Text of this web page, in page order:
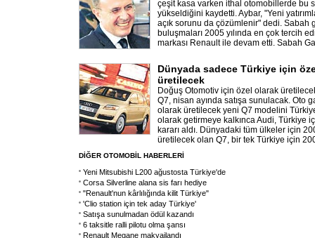
çeşit kasa varken ithal otomobillerde bu
yükseldiğini kaydetti. Aybar, "Yeni
açık sorunu da çözümlenir" dedi. Sabah
buluşmaları 2005 yılında en çok tercih
markası Renault ile devam etti. Sabah
Dünyada sadece Türkiye için
üretilecek
Doğuş Otomotiv için özel olarak
Q7, nisan ayında satışa sunulacak. Oto
olarak üretilecek yeni Q7 modelini
olarak getirmeye kalkınca Audi, Türkiye
kararı aldı. Dünyadaki tüm ülkeler için
üretilecek olan Q7, bir tek Türkiye için
DİĞER OTOMOBİL HABERLERİ
Yeni Mitsubishi L200 ağustosta Türkiye'de
Corsa Silverline alana sis farı hediye
"Renault'nun kârlılığında kilit Türkiye"
'Clio station için tek aday Türkiye'
Satışa sunulmadan ödül kazandı
6 taksitle ralli pilotu olma şansı
Renault Megane makyajlandı